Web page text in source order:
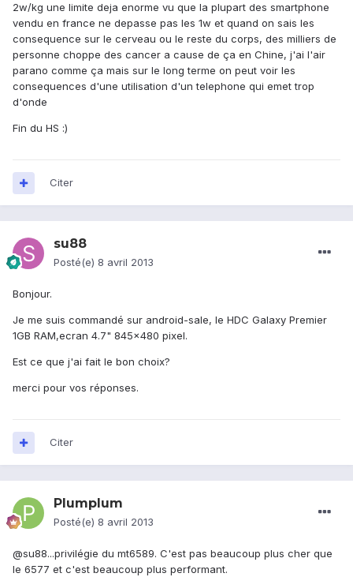
2w/kg une limite deja enorme vu que la plupart des smartphone
vendu en france ne depasse pas les 1w et quand on sais les
consequence sur le cerveau ou le reste du corps, des milliers de
personne choppe des cancer a cause de ça en Chine, j'ai l'air
parano comme ça mais sur le long terme on peut voir les
consequences d'une utilisation d'un telephone qui emet trop
d'onde
Fin du HS :)
Citer
su88
Posté(e) 8 avril 2013
Bonjour.
Je me suis commandé sur android-sale, le HDC Galaxy Premier
1GB RAM,ecran 4.7" 845x480 pixel.
Est ce que j'ai fait le bon choix?
merci pour vos réponses.
Citer
Plumplum
Posté(e) 8 avril 2013
@su88...privilégie du mt6589. C'est pas beaucoup plus cher que
le 6577 et c'est beaucoup plus performant.